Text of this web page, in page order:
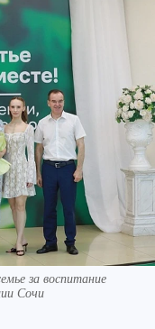
за воспитание
Сочи